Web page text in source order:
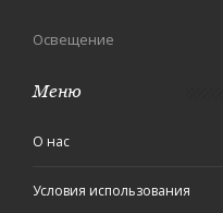
Освещение
Меню
О нас
Условия использования